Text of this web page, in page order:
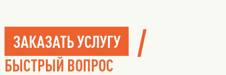
ЗАКАЗАТЬ УСЛУГУ /
БЫСТРЫЙ ВОПРОС